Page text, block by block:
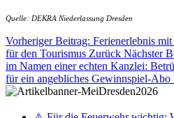
Quelle: DEKRA Niederlassung Dresden
Vorheriger Beitrag: Ferienerlebnis
für den Tourismus Zurück Nächster
im Namen einer echten Kanzlei:
für ein angebliches Gewinnspiel-Abo